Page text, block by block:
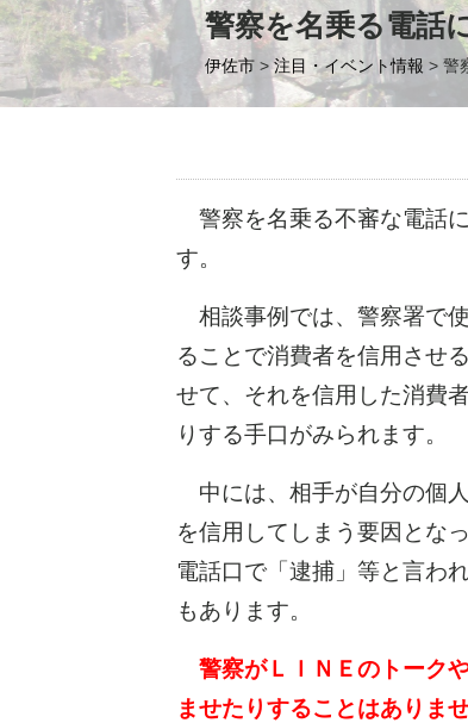
警察を名乗る電話
伊佐市 >注目・イベント情報 > 警
警察を名乗る不審な電話
す。
相談事例では、警察署で
ることで消費者を信用させ
せて、それを信用した消費
りする手口がみられます。
中には、相手が自分の個
を信用してしまう要因とな
電話口で「逮捕」等と言わ
もあります。
警察がＬＩＮＥのトーク
ませたりすることはありませ